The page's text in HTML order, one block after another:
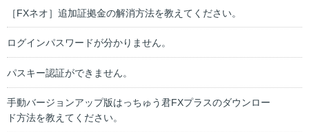
［FXネオ］追加証拠金の解消方法を教えてください。
ログインパスワードが分かりません。
パスキー認証ができません。
手動バージョンアップ版はっちゅう君FXプラスのダウンロー
ド方法を教えてください。